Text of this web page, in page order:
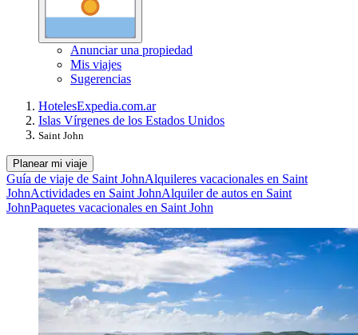
Anunciar una propiedad
Mis viajes
Sugerencias
HotelesExpedia.com.ar
Islas Vírgenes de los Estados Unidos
Saint John
Planear mi viaje
Guía de viaje de Saint JohnAlquileres vacacionales en Saint
JohnActividades en Saint JohnAlquiler de autos en Saint
JohnPaquetes vacacionales en Saint John